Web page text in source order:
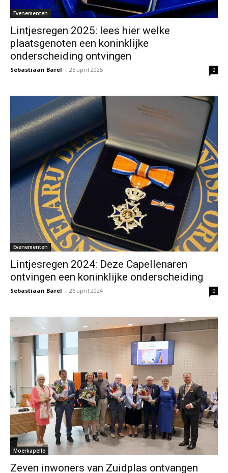
Evenementen
Lintjesregen 2025: lees hier welke
plaatsgenoten een koninklijke
onderscheiding ontvingen
Sebastiaan Barel - 25 april 2025 0
Evenementen
Lintjesregen 2024: Deze Capellenaren
ontvingen een koninklijke onderscheiding
Sebastiaan Barel - 26 april 2024 0
Moerkapelle
Zeven inwoners van Zuidplas ontvangen